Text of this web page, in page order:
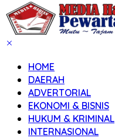
HOME
DAERAH
ADVERTORIAL
EKONOMI & BISNIS
HUKUM & KRIMINAL
INTERNASIONAL